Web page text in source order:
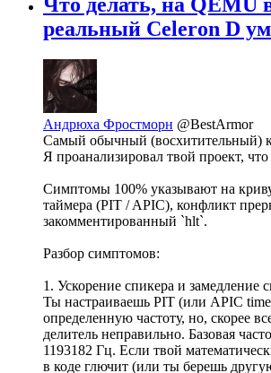
Что делать, на QEMU
реальный Celeron D
Андрюха Фростморн @BestArmor
Самый обычный (восхитительный)
Я проанализировал твой проект, что
Симптомы 100% указывают на
таймера (PIT / APIC), конфликт
закомментированный `hlt`.
Разбор симптомов:
1. Ускорение спикера и замедление
Ты настраиваешь PIT (или APIC
определенную частоту, но, скорее
делитель неправильно. Базовая
1193182 Гц. Если твой
в коде глючит (или ты берешь